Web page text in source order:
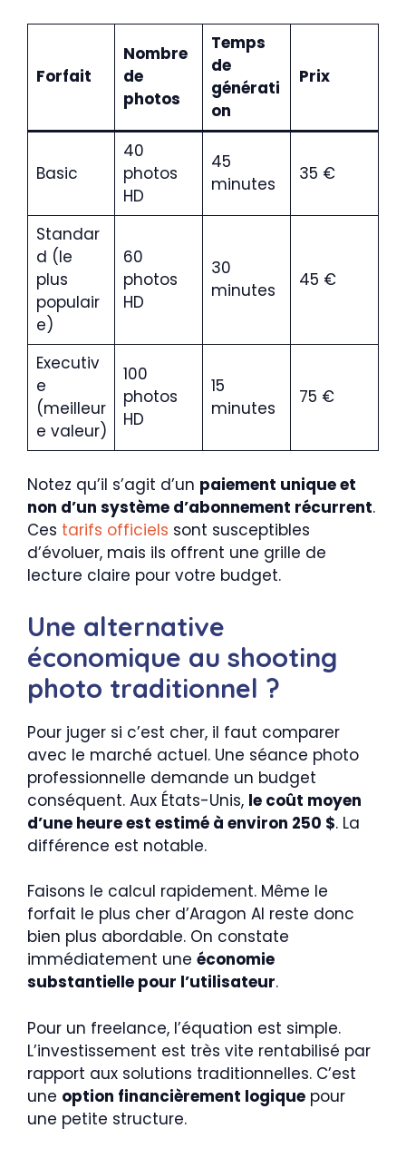
Forfait
Nombre
de
photos
Temps
de
générati
on
Prix
Basic
40
photos
HD
45
minutes
35 €
Standar
d (le
plus
populair
e)
60
photos
HD
30
minutes
45 €
Executiv
e
(meilleur
e valeur)
100
photos
HD
15
minutes
75 €
Notez qu’il s’agit d’un paiement unique et
non d’un système d’abonnement récurrent.
Ces tarifs officiels sont susceptibles
d’évoluer, mais ils offrent une grille de
lecture claire pour votre budget.
Une alternative
économique au shooting
photo traditionnel ?
Pour juger si c’est cher, il faut comparer
avec le marché actuel. Une séance photo
professionnelle demande un budget
conséquent. Aux États-Unis, le coût moyen
d’une heure est estimé à environ 250 $. La
différence est notable.
Faisons le calcul rapidement. Même le
forfait le plus cher d’Aragon AI reste donc
bien plus abordable. On constate
immédiatement une économie
substantielle pour l’utilisateur.
Pour un freelance, l’équation est simple.
L’investissement est très vite rentabilisé par
rapport aux solutions traditionnelles. C’est
une option financièrement logique pour
une petite structure.